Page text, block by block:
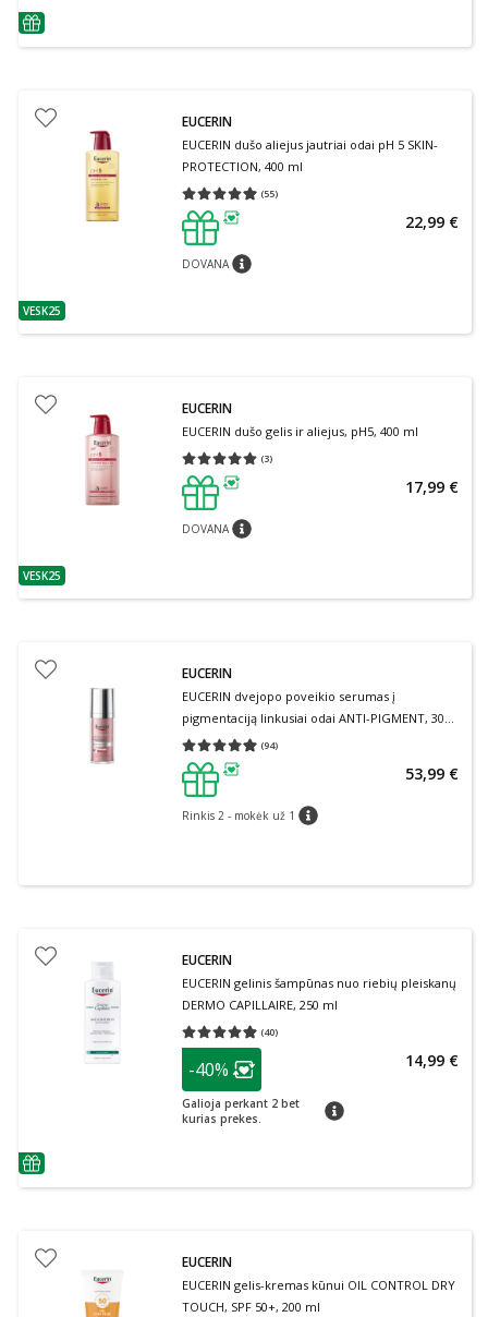
patarimas
patarimas
VESK25
EUCERIN
EUCERIN dušo aliejus jautriai odai pH 5 SKIN-
PROTECTION, 400 ml
(55)
Vidutinis įvertinimas 4.95
patarimas
DOVANApatarimas
22,99 €
patarimas
VESK25
EUCERIN
EUCERIN dušo gelis ir aliejus, pH5, 400 ml
(3)
Vidutinis įvertinimas 5.00
patarimas
DOVANApatarimas
17,99 €
EUCERIN
EUCERIN dvejopo poveikio serumas į
pigmentaciją linkusiai odai ANTI-PIGMENT, 30
ml
(94)
Vidutinis įvertinimas 4.93
patarimas
Rinkis 2 - mokėk už 1 patarimas
53,99 €
patarimas
EUCERIN
EUCERIN gelinis šampūnas nuo riebių pleiskanų
DERMO CAPILLAIRE, 250 ml
(40)
Vidutinis įvertinimas 4.90
patarimas
Lojalumo klubo narių nuolaida
-40%
Galioja perkant 2 bet
kurias prekes.
patarimas
14,99 €
EUCERIN
EUCERIN gelis-kremas kūnui OIL CONTROL DRY
TOUCH, SPF 50+, 200 ml